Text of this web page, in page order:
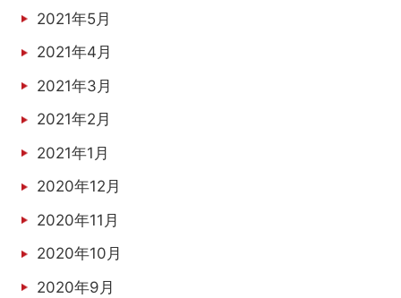
2021年5月
2021年4月
2021年3月
2021年2月
2021年1月
2020年12月
2020年11月
2020年10月
2020年9月